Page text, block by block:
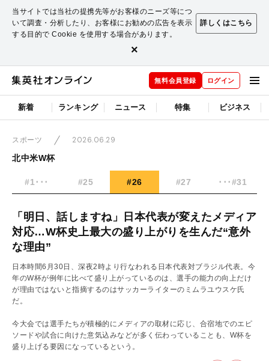
当サイトでは当社の提携先等がお客様のニーズ等につ
いて調査・分析したり、お客様にお勧めの広告を表示
する目的で Cookie を使用する場合があります。
詳しくはこちら
×
無料会員登録 ログイン
新着 ランキング ニュース 特集 ビジネス
スポーツ
2026.06.29
北中米W杯
#1･･･ #25 #26 #27 ･･･#31
「明日、話しますね」日本代表が変えたメディア
対応…W杯史上最大の盛り上がりを生んだ“意外
な理由”
日本時間6月30日、深夜2時より行なわれる日本代表対ブラジル代表。今
年のW杯が例年に比べて盛り上がっているのは、選手の能力の向上だけ
が理由ではないと指摘するのはサッカーライターのミムラユウスケ氏
だ。
今大会では選手たちが積極的にメディアの取材に応じ、合宿地でのエピ
ソードや試合に向けた意気込みなどが多く伝わっていることも、W杯を
盛り上げる要因になっているという。